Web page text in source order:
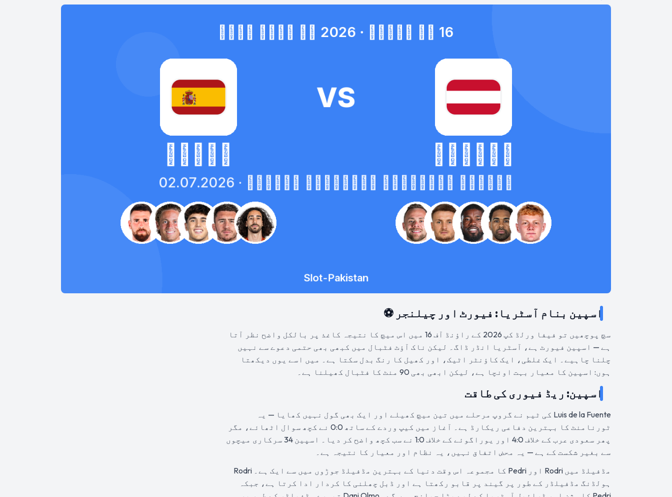
اسپین بنام آسٹریا: فیورٹ اور چیلنجر ⚽
سچ پوچھیں تو فیفا ورلڈ کپ 2026 کے راؤنڈ آف 16 میں اس میچ کا نتیجہ کاغذ پر بالکل واضح نظر آتا
ہے — اسپین فیورٹ ہے، آسٹریا انڈر ڈاگ۔ لیکن ناک آؤٹ فٹبال میں کبھی بھی حتمی دعوے سے نہیں
چلنا چاہیے۔ ایک غلطی، ایک کاؤنٹر اٹیک، اور کھیل کا رنگ بدل سکتا ہے۔ میں اسے یوں دیکھتا
ہوں: اسپین کا معیار بہت اونچا ہے، لیکن ابھی بھی 90 منٹ کا فٹبال کھیلنا ہے۔
اسپین: ریڈ فیوری کی طاقت
Luis de la Fuente کی ٹیم نے گروپ مرحلے میں تین میچ کھیلے اور ایک بھی گول نہیں کھایا — یہ
ٹورنامنٹ کا بہترین دفاعی ریکارڈ ہے۔ آغاز میں کیپ وردے کے ساتھ 0:0 نے کچھ سوال اٹھائے، مگر
پھر سعودی عرب کے خلاف 4:0 اور یوراگوئے کے خلاف 1:0 نے سب کچھ واضح کر دیا۔ اسپین 34 سرکاری میچوں
سے بغیر شکست کے ہے — یہ محض اتفاق نہیں، یہ نظام اور معیار کا نتیجہ ہے۔
مڈفیلڈ میں Rodri اور Pedri کا مجموعہ اس وقت دنیا کے بہترین مڈفیلڈ جوڑوں میں سے ایک ہے۔ Rodri
ہولڈنگ مڈفیلڈر کے طور پر گیند پر قابو رکھتا ہے اور ڈبل چھلنی کا کردار ادا کرتا ہے، جبکہ